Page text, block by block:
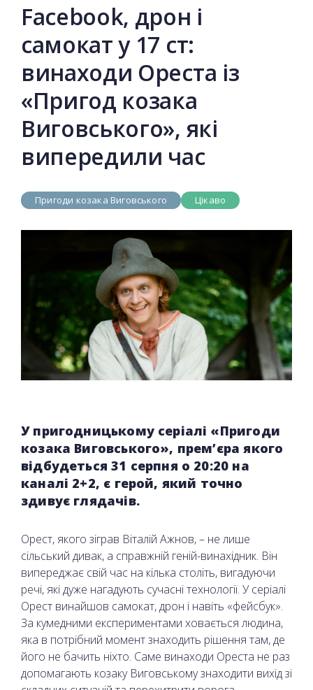
Facebook, дрон і
самокат у 17 ст:
винаходи Ореста із
«Пригод козака
Виговського», які
випередили час
Пригоди козака Виговського Цікаво
У пригодницькому серіалі «Пригоди
козака Виговського», прем’єра якого
відбудеться 31 серпня о 20:20 на
каналі 2+2, є герой, який точно
здивує глядачів.
Орест, якого зіграв Віталій Ажнов, – не лише
сільський дивак, а справжній геній-винахідник. Він
випереджає свій час на кілька століть, вигадуючи
речі, які дуже нагадують сучасні технології. У серіалі
Орест винайшов самокат, дрон і навіть «фейсбук».
За кумедними експериментами ховається людина,
яка в потрібний момент знаходить рішення там, де
його не бачить ніхто. Саме винаходи Ореста не раз
допомагають козаку Виговському знаходити вихід зі